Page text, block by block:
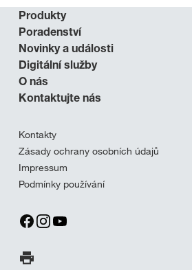
Produkty
Poradenství
Novinky a události
Digitální služby
O nás
Kontaktujte nás
Kontakty
Zásady ochrany osobních údajů
Impressum
Podmínky používání
Tisk stránky